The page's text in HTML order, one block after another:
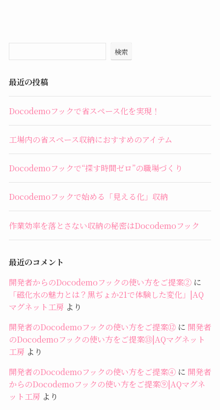
検索
最近の投稿
Docodemoフックで省スペース化を実現！
工場内の省スペース収納におすすめのアイテム
Docodemoフックで“探す時間ゼロ”の職場づくり
Docodemoフックで始める「見える化」収納
作業効率を落とさない収納の秘密はDocodemoフック
最近のコメント
開発者からのDocodemoフックの使い方をご提案②に
「磁化水の魅力とは？黒ぢょか21で体験した変化」|AQ
マグネット工房 より
開発者のDocodemoフックの使い方をご提案⑫に 開発者
のDocodemoフックの使い方をご提案⑬|AQマグネット
工房 より
開発者のDocodemoフックの使い方をご提案④に 開発者
からのDocodemoフックの使い方をご提案⑨|AQマグネ
ット工房 より